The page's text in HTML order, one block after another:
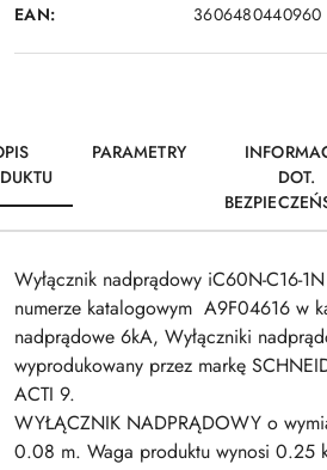
EAN: 3606480440960
PARAMETRY
DOT.
Wyłącznik nadprądowy iC60N-C16-
numerze katalogowym A9F04616 w
nadprądowe 6kA, Wyłączniki
wyprodukowany przez markę
ACTI 9.
WYŁĄCZNIK NADPRĄDOWY o
0.08 m. Waga produktu wynosi 0.25